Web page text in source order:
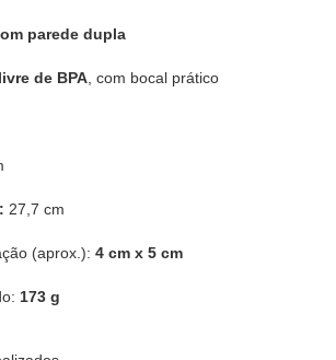
parede dupla
livre de BPA , com bocal prático
27,7 cm
(aprox.): 4 cm x 5 cm
173 g